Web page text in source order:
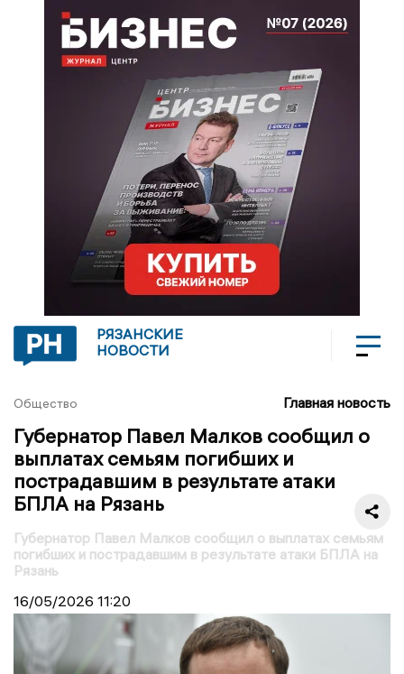
РЯЗАНСКИЕ
НОВОСТИ
Общество Главная новость
Губернатор Павел Малков сообщил о
выплатах семьям погибших и
пострадавшим в результате атаки
БПЛА на Рязань
Губернатор Павел Малков сообщил о выплатах семьям
погибших и пострадавшим в результате атаки БПЛА на
Рязань
16/05/2026 11:20